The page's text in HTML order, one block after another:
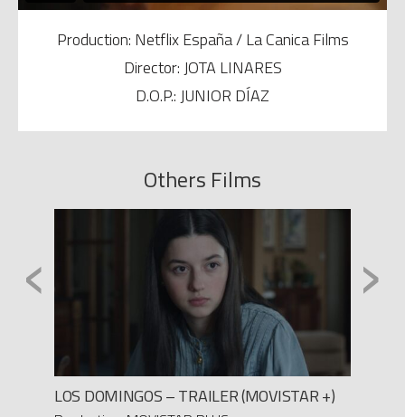
Production: Netflix España / La Canica Films
Director: JOTA LINARES
D.O.P.: JUNIOR DÍAZ
Others Films
LOS DOMINGOS – TRAILER (MOVISTAR +)
‹ ›